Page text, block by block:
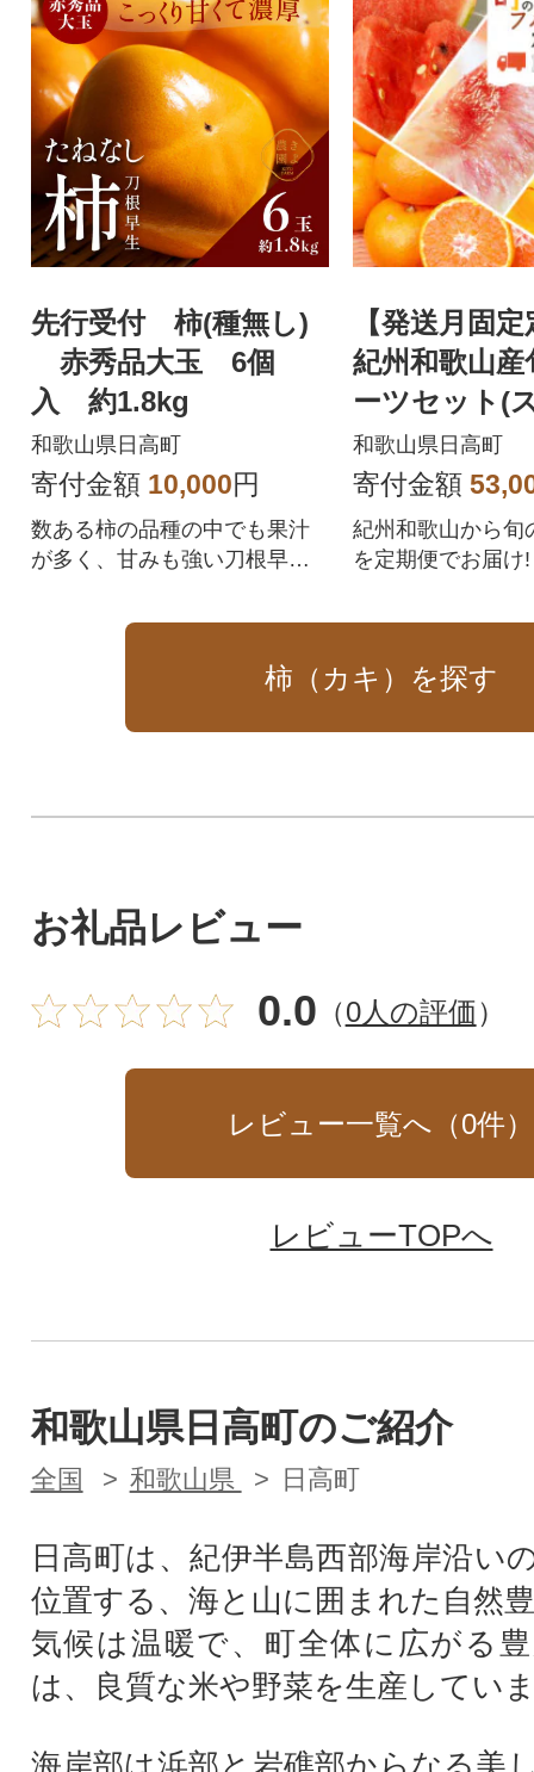
先行受付 柿(種無し)
赤秀品大玉 6個
入 約1.8kg
和歌山県日高町
寄付金額 10,000円
数ある柿の品種の中でも果汁
が多く、甘みも強い刀根早生
【発送月固
紀州和歌山
ーツセット(
桃・ひらた
ん)全4回
和歌山県日高町
寄付金額
紀州和歌山から旬
を定期便でお届け!
柿（カキ）を探す
お礼品レビュー
0.0 （0人の評価）
レビュー一覧へ（0件）
レビューTOPへ
和歌山県日高町のご紹介
全国 和歌山県 日高町
日高町は、紀伊半島西部海岸沿い
位置する、海と山に囲まれた自然
気候は温暖で、町全体に広がる
は、良質な米や野菜を生産してい